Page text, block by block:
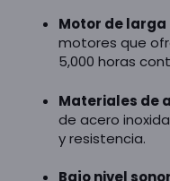
Motor de
motores que
5,000 horas
Materiales de
de acero
y resistencia.
Bajo nivel